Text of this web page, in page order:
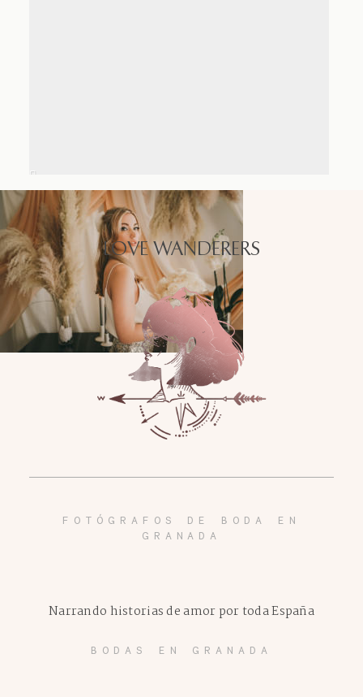
LOVE WANDERERS
FOTÓGRAFOS DE BODA EN
GRANADA
BODAS EN GRANADA
Narrando historias de amor por toda España